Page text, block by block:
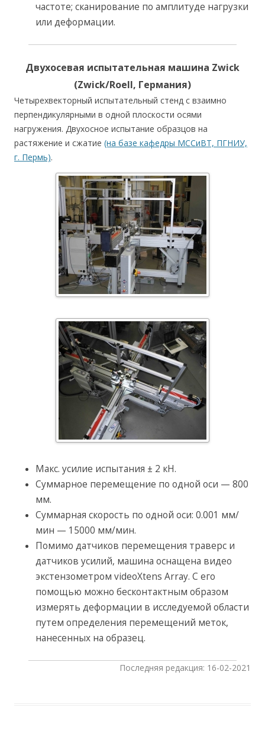
частоте; сканирование по амплитуде нагрузки
или деформации.
Двухосевая испытательная машина Zwick
(Zwick/Roell, Германия)
Четырехвекторный испытательный стенд с взаимно
перпендикулярными в одной плоскости осями
нагружения. Двухосное испытание образцов на
растяжение и сжатие (на базе кафедры МССиВТ, ПГНИУ,
г. Пермь).
Макс. усилие испытания ± 2 кН.
Суммарное перемещение по одной оси — 800
мм.
Суммарная скорость по одной оси: 0.001 мм/
мин — 15000 мм/мин.
Помимо датчиков перемещения траверс и
датчиков усилий, машина оснащена видео
экстензометром videoXtens Array. С его
помощью можно бесконтактным образом
измерять деформации в исследуемой области
путем определения перемещений меток,
нанесенных на образец.
Последняя редакция: 16-02-2021